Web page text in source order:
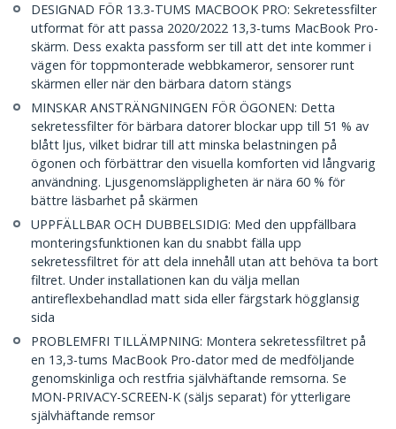
DESIGNAD FÖR 13.3-TUMS MACBOOK PRO: Sekretessfilter
utformat för att passa 2020/2022 13,3-tums MacBook Pro-
skärm. Dess exakta passform ser till att det inte kommer i
vägen för toppmonterade webbkameror, sensorer runt
skärmen eller när den bärbara datorn stängs
MINSKAR ANSTRÄNGNINGEN FÖR ÖGONEN: Detta
sekretessfilter för bärbara datorer blockar upp till 51 % av
blått ljus, vilket bidrar till att minska belastningen på
ögonen och förbättrar den visuella komforten vid långvarig
användning. Ljusgenomsläppligheten är nära 60 % för
bättre läsbarhet på skärmen
UPPFÄLLBAR OCH DUBBELSIDIG: Med den uppfällbara
monteringsfunktionen kan du snabbt fälla upp
sekretessfiltret för att dela innehåll utan att behöva ta bort
filtret. Under installationen kan du välja mellan
antireflexbehandlad matt sida eller färgstark högglansig
sida
PROBLEMFRI TILLÄMPNING: Montera sekretessfiltret på
en 13,3-tums MacBook Pro-dator med de medföljande
genomskinliga och restfria självhäftande remsorna. Se
MON-PRIVACY-SCREEN-K (säljs separat) för ytterligare
självhäftande remsor